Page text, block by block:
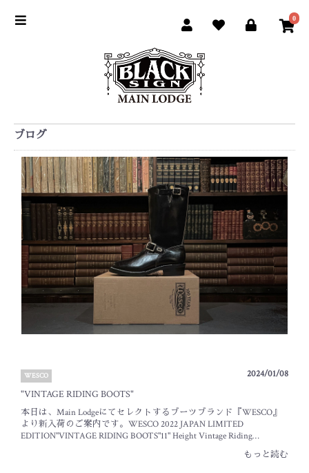
0
ブログ
WESCO 2024/01/08
"VINTAGE RIDING BOOTS"
本日は、Main Lodgeにてセレクトするブーツブランド『WESCO』
より新入荷のご案内です。WESCO 2022 JAPAN LIMITED
EDITION"VINTAGE RIDING BOOTS"11" Height Vintage Riding
Boots¥169,180 (¥153,800 + Tax)大変お待たせいたしました。WESCO
の日本限定モデル『Vintage Riding Boots』が入荷しております。当
もっと読む